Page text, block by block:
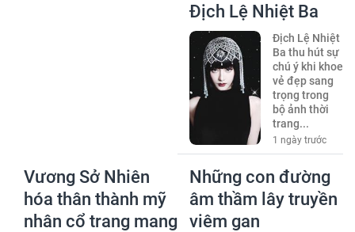
Địch Lệ Nhiệt Ba
Địch Lệ Nhiệt
Ba thu hút sự
chú ý khi khoe
vẻ đẹp sang
trọng trong
bộ ảnh thời
trang...
1 ngày trước
Vương Sở Nhiên
hóa thân thành mỹ
nhân cổ trang mang
Những con đường
âm thầm lây truyền
viêm gan